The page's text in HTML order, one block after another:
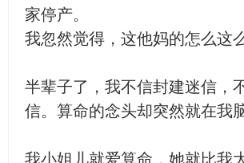
家停产。
我忽然觉得，这他妈的怎么这
半辈子了，我不信封建迷信，
信。算命的念头却突然就在我
我小姐儿就爱算命，她就比我